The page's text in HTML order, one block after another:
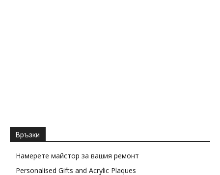
Връзки
Намерете майстор за вашия ремонт
Personalised Gifts and Acrylic Plaques